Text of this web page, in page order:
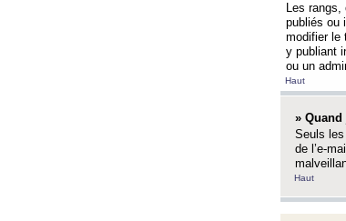
Les rangs,
publiés ou
modifier le
y publiant
ou un
Haut
»
Seuls
de l’e-
Haut